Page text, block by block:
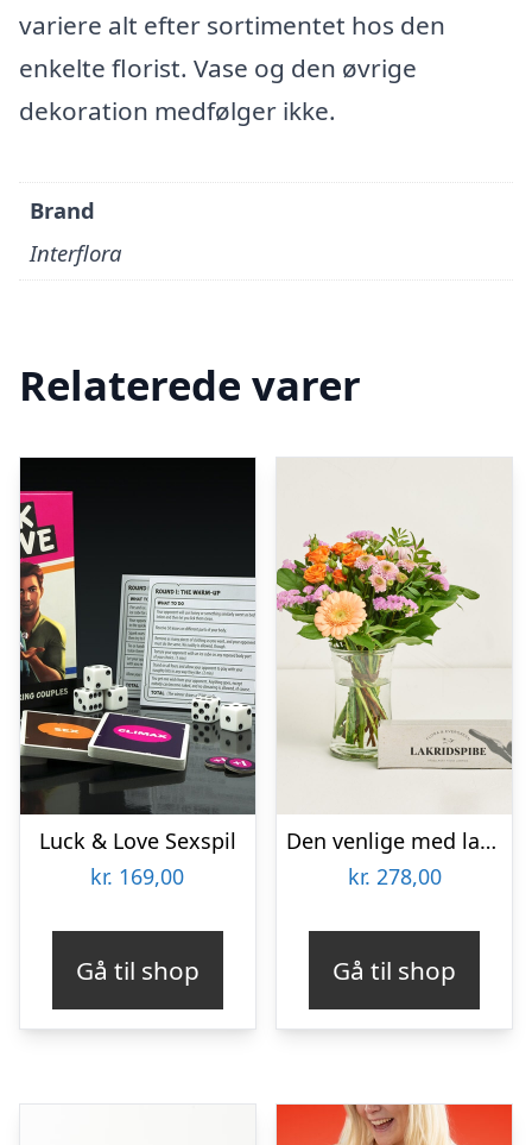
variere alt efter sortimentet hos den
enkelte florist. Vase og den øvrige
dekoration medfølger ikke.
Brand
Interflora
Relaterede varer
Luck & Love Sexspil
kr. 169,00
Gå til shop
Den venlige med lakridspibe
kr. 278,00
Gå til shop